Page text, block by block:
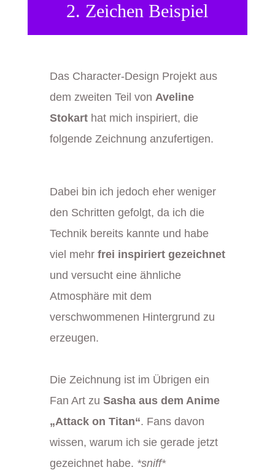
2. Zeichen Beispiel
Das Character-Design Projekt aus
dem zweiten Teil von Aveline
Stokarthat mich inspiriert, die
folgende Zeichnung anzufertigen.
Dabei bin ich jedoch eher weniger
den Schritten gefolgt, da ich die
Technik bereits kannte und habe
viel mehr frei inspiriert gezeichnet
und versucht eine ähnliche
Atmosphäre mit dem
verschwommenen Hintergrund zu
erzeugen.
Die Zeichnung ist im Übrigen ein
Fan Art zu Sasha aus dem Anime
„Attack on Titan“. Fans davon
wissen, warum ich sie gerade jetzt
gezeichnet habe. *sniff*